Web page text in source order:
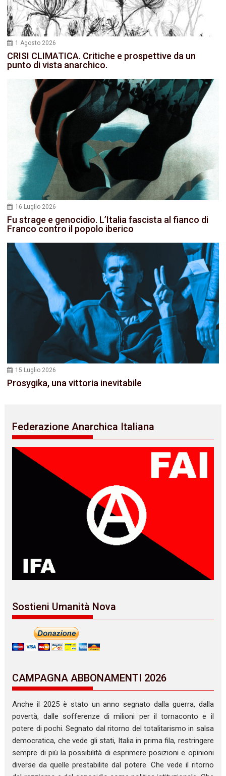
1 Agosto 2026
CRISI CLIMATICA. Critiche e prospettive da un
punto di vista anarchico.
16 Luglio 2026
Fu strage e genocidio. L’Italia fascista al fianco di
Franco contro il popolo iberico
15 Luglio 2026
Prosygika, una vittoria inevitabile
Federazione Anarchica Italiana
Sostieni Umanità Nova
CAMPAGNA ABBONAMENTI 2026
Anche il 2025 è stato un anno segnato dalla guerra, dalla
povertà, dalle sofferenze di milioni per il tornaconto e il
potere di pochi. Segnato dal ritorno del totalitarismo in salsa
democratica, che vede gli stati, Italia in prima fila, restringere
sempre di più la possibilità di esprimere posizioni e opinioni
diverse da quelle prestabilite dal potere. Che vede il ritorno